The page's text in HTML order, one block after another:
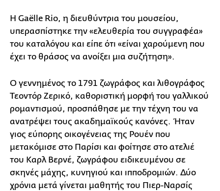
Η Gaëlle Rio, η διευθύντρια του μουσείου,
υπερασπίστηκε την «ελευθερία του συγγραφέα»
του καταλόγου και είπε ότι «είναι χαρούμενη που
έχει το θράσος να ανοίξει μια συζήτηση».
Ο γεννημένος το 1791 ζωγράφος και λιθογράφος
Τεοντόρ Ζερικό, καθοριστική μορφή του γαλλικού
ρομαντισμού, προσπάθησε με την τέχνη του να
ανατρέψει τους ακαδημαϊκούς κανόνες. Ήταν
γιος εύπορης οικογένειας της Ρουέν που
μετακόμισε στο Παρίσι και φοίτησε στο ατελιέ
του Καρλ Βερνέ, ζωγράφου ειδικευμένου σε
σκηνές μάχης, κυνηγιού και ιπποδρομιών. Δύο
χρόνια μετά γίνεται μαθητής του Πιερ-Ναρσίς